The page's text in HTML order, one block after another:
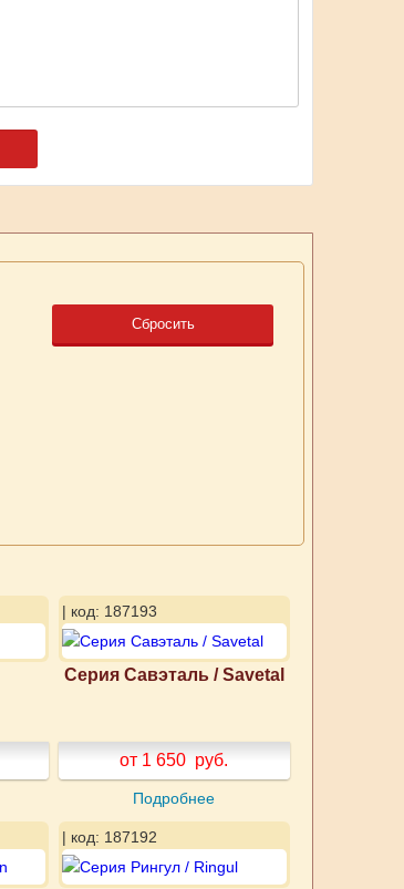
Сбросить
| код: 187193
Серия Савэталь / Savetal
от 1 650 руб.
Подробнее
| код: 187192